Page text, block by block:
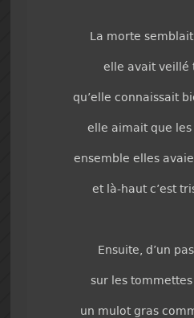
La morte semblait
elle avait veillé
qu’elle connaissait
elle aimait que les
ensemble elles
et là-haut c’est
Ensuite, d’un
sur les
un mulot gras